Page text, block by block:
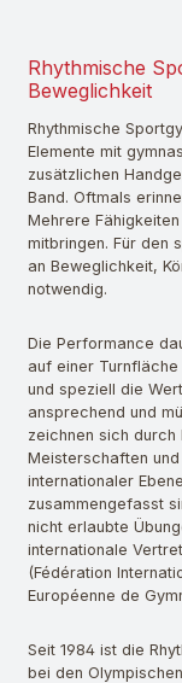
Rhythmische
Beweglichkeit
Rhythmische
Elemente mit
zusätzlichen
Band. Oftmals
Mehrere
mitbringen. Für den
an Beweglichkeit,
notwendig.
Die Performance
auf einer Turnfläche
und speziell die
ansprechend und
zeichnen sich durch
Meisterschaften
internationaler
zusammengefasst
nicht erlaubte
internationale
(Fédération
Européenne de
Seit 1984 ist die
bei den